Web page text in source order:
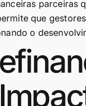
parceiras
que
o